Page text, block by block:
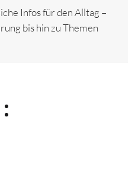
Infos für den Alltag –
bis hin zu Themen